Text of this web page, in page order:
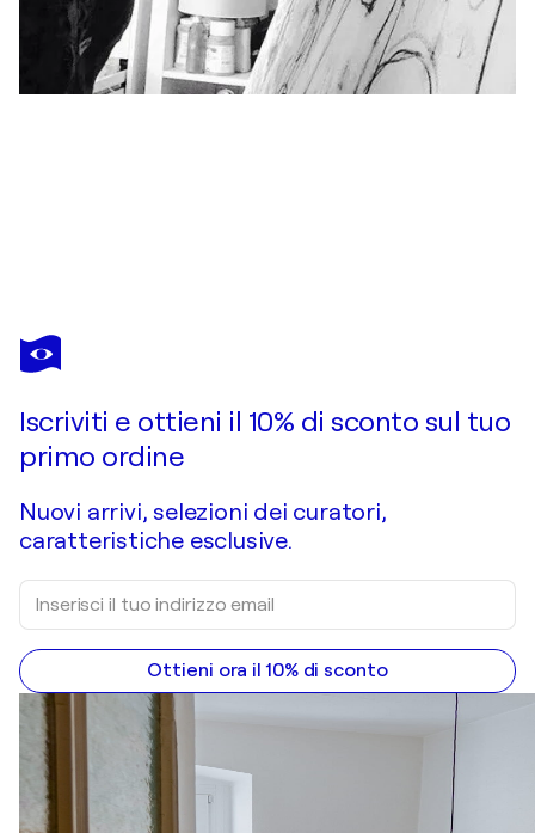
EMILIE TEILLAUD
T'aimer tout court
Iscriviti e ottieni il 10% di sconto sul tuo
primo ordine
Nuovi arrivi, selezioni dei curatori,
caratteristiche esclusive.
Ottieni ora il 10% di sconto